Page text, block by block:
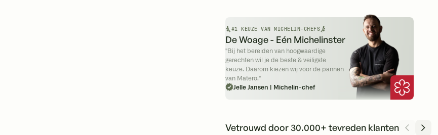
#1 KEUZE VAN MICHELIN-CHEFS
De Woage - Eén Michelinster
"Bij het bereiden van hoogwaardige
gerechten wil je de beste & veiligste
keuze. Daarom kiezen wij voor de pannen
van Matero."
Jelle Jansen | Michelin-chef
Vetrouwd door 30.000+ tevreden klanten